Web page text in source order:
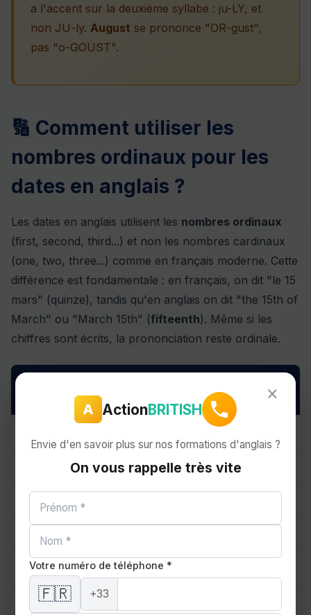
a l'accent sur la deuxième syllabe : ju-LY, et
non JU-ly. August se prononce "OR-gust",
pas "o-GOUST".
🔢 Comment utiliser les
nombres ordinaux pour les
dates en anglais ?
Les dates en anglais utilisent les nombres ordinaux
(first, second, third...) et non les nombres cardinaux
(one, two, three...) comme en français moderne. Cette
différence est fondamentale : en français, on dit "le 15
mars" (quinze), tandis qu'en anglais on dit "the 15th of
March" ou "March 15th" (fifteenth). Même si les
chiffres sont écrits, la prononciation reste ordinale.
écrit
prononcé
Suffixe
2nd second
5th fifth
11th
×
A ActionBRITISH
Envie d'en savoir plus sur nos formations d'anglais ?
On vous rappelle très vite
Votre numéro de téléphone *
🇫🇷 +33